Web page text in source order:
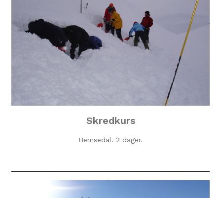
Skredkurs
Hemsedal. 2 dager.